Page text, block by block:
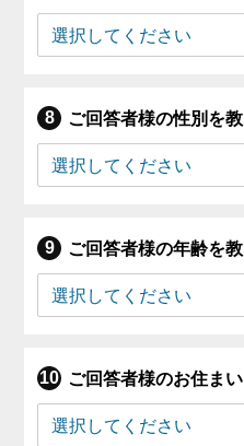
ご回答者様の性別を教
ご回答者様の年齢を教
ご回答者様のお住ま